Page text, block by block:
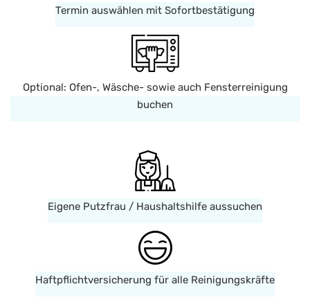
Termin auswählen mit Sofortbestätigung
Optional: Ofen-, Wäsche- sowie auch Fensterreinigung
buchen
Eigene Putzfrau / Haushaltshilfe aussuchen
Haftpflichtversicherung für alle Reinigungskräfte